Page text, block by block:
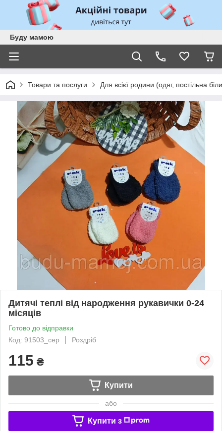
Буду мамою
Товари та послуги Для всієї родини (одяг, постільна
Дитячі теплі від народження рукавички 0-24
місяців
Готово до відправки
Код: 91503_сер
Роздріб
115 ₴
Купити
або
Купити з